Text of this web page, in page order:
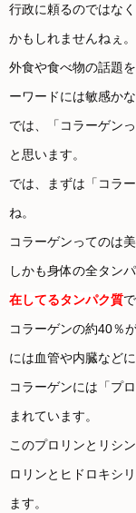
行政に頼るのではな
かもしれませんねぇ。
外食や食べ物の話題
ーワードには敏感か
では、「コラーゲン
と思います。
では、まずは「コラ
ね。
コラーゲンってのは
しかも身体の全タン
在してるタンパク質
コラーゲンの約40％
には血管や内臓などに
コラーゲンには「プ
まれています。
このプロリンとリシ
ロリンとヒドロキシ
ます。